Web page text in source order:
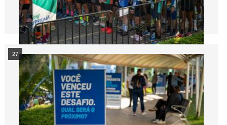
27